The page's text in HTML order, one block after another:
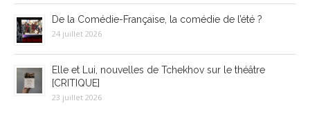
De la Comédie-Française, la comédie de l’été ?
24 juillet 2026
Elle et Lui, nouvelles de Tchekhov sur le théâtre
[CRITIQUE]
23 juillet 2026